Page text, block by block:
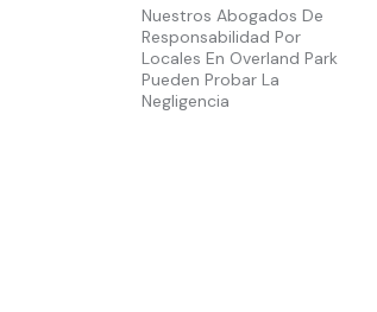
Nuestros Abogados De
Responsabilidad Por
Locales En Overland Park
Pueden Probar La
Negligencia